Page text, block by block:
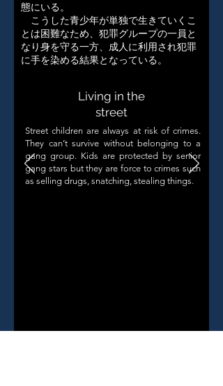
態にいる。
こうした青少年が単独で生きていくこ
とは困難なため、犯罪グループの一員と
なり身を守る一方、成人に利用され犯罪
に手を染める結果となっている。
Living in the
street
Street children are always at risk of crimes.
They can’t survive without belonging to a
gang group. Kids are protected by senior
gang stars but they are force to crimes such
as selling drugs, snatching, stealing things.